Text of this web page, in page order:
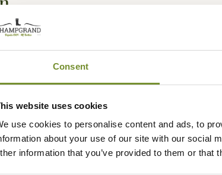
Consent
website uses cookies
use cookies to personalise content and ads, to
about your use of our site with our social
information that you’ve provided to them or that
combine élégance décontractée et confort
vos tenues estivales ou vos looks du quotidien.
extensiblecomposée de polypropylène et
à la taille pour un
discret, fidèle au style intemporel de Barbour.
et son logo Barbour en relief
faire de la marque britannique. Pratique, durable et
s’accorde aussi bien avec un pantalon chino qu’un
en toute saison.